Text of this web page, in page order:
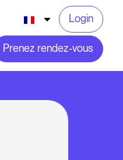
Login
Prenez rendez-vous